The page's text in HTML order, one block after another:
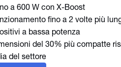
a 600 W con X-Boost
fino a 2 volte più
a bassa potenza
del 30% più compatte
del settore